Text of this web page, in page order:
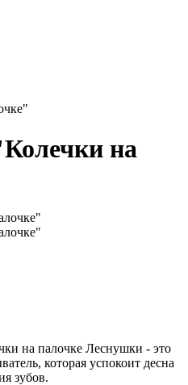
на
на палочке Леснушки - это
которая успокоит десна
зубов.